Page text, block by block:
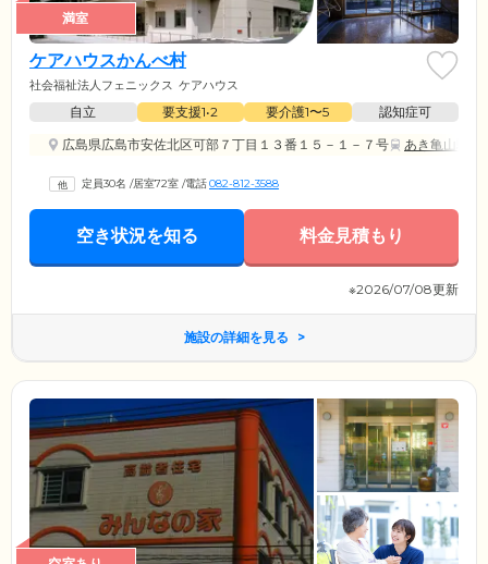
満室
ケアハウスかんべ村
社会福祉法人フェニックス ケアハウス
自立 要支援1•2 要介護1〜5
認知症可
広島県広島市安佐北区可部７丁目１３番１５－１－７号
あき亀山駅
定員30名 /居室72室 /電話082-812-3588
空き状況を知る 料金見積もり
※2026/07/08更新
施設の詳細を見る